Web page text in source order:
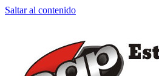
Saltar al contenido